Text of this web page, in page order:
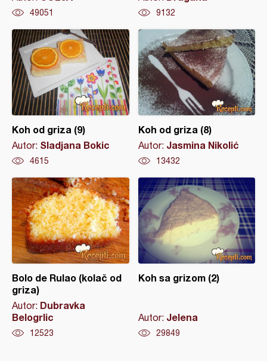
49051 9132
Koh od griza (9)
Autor: Sladjana Bokic
4615
Koh od griza (8)
Autor: Jasmina Nikolić
13432
Bolo de Rulao (kolač od
griza)
Autor: Dubravka
Belogrlic
12523
Koh sa grizom (2)
Autor: Jelena
29849